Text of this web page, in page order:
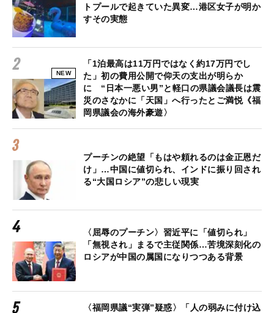
トプールで起きていた異変…港区女子が明か
すその実態
NEW
「1泊最高は11万円ではなく約17万円でし
た」初の費用公開で仰天の支出が明らか
に “日本一悪い男”と軽口の県議会議長は震
災のさなかに「天国」へ行ったとご満悦《福
岡県議会の海外豪遊〉
プーチンの絶望「もはや頼れるのは金正恩だ
け」…中国に値切られ、インドに振り回され
る“大国ロシア”の悲しい現実
〈屈辱のプーチン〉習近平に「値切られ」
「無視され」まるで主従関係…苦境深刻化の
ロシアが中国の属国になりつつある背景
〈福岡県議“実弾”疑惑〉「人の弱みに付け込